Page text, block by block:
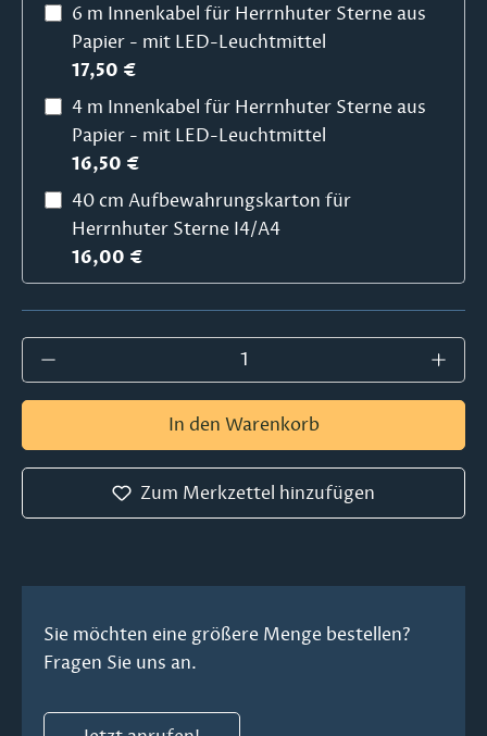
6 m Innenkabel für Herrnhuter Sterne aus
Papier - mit LED-Leuchtmittel
17,50 €
4 m Innenkabel für Herrnhuter Sterne aus
Papier - mit LED-Leuchtmittel
16,50 €
40 cm Aufbewahrungskarton für
Herrnhuter Sterne I4/A4
16,00 €
Produkt Anzahl: Gib den gewünschten
In den Warenkorb
Zum Merkzettel hinzufügen
Sie möchten eine größere Menge bestellen?
Fragen Sie uns an.